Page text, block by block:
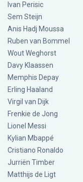
Ivan Perisic
Sem Steijn
Anis Hadj Moussa
Ruben van Bommel
Wout Weghorst
Davy Klaassen
Memphis Depay
Erling Haaland
Virgil van Dijk
Frenkie de Jong
Lionel Messi
Kylian Mbappé
Cristiano Ronaldo
Jurriën Timber
Matthijs de Ligt